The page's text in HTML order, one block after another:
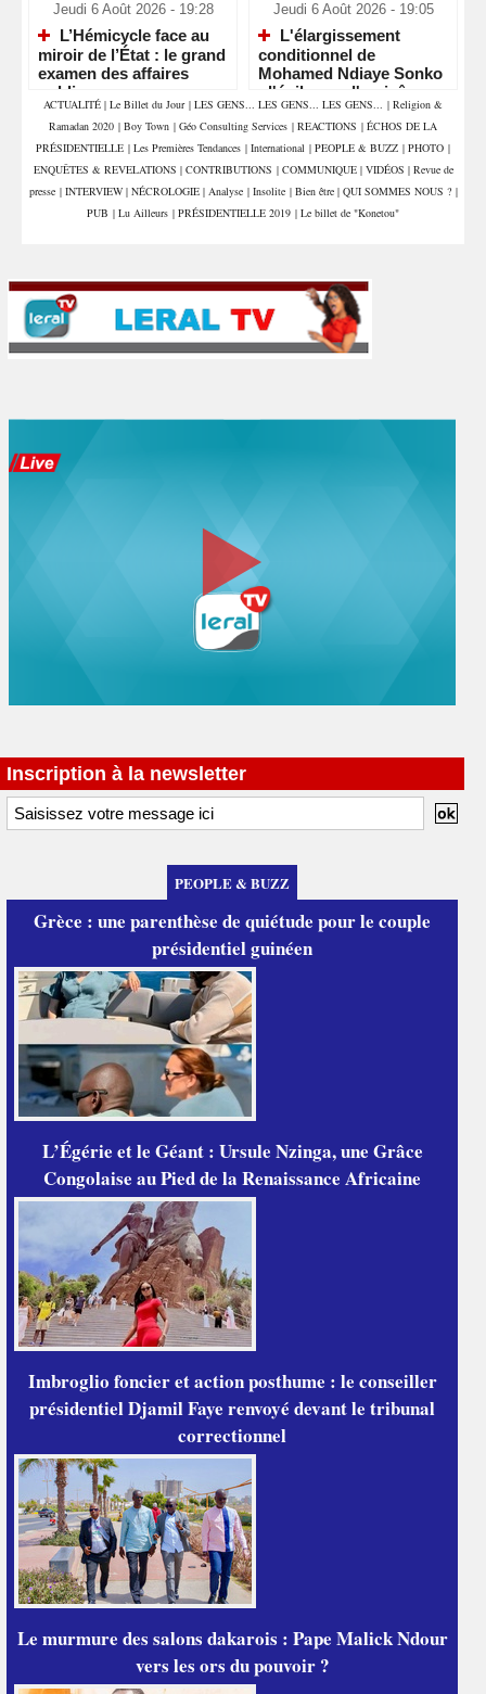
Jeudi 6 Août 2026 - 19:28
L’Hémicycle face au
miroir de l’État : le grand
examen des affaires
publiques
Jeudi 6 Août 2026 - 19:05
L'élargissement
conditionnel de
Mohamed Ndiaye Sonko
: l'épilogue d'un jeûne
contestataire
ACTUALITÉ | Le Billet du Jour | LES GENS... LES GENS... LES GENS... | Religion &
Ramadan 2020 | Boy Town | Géo Consulting Services | REACTIONS | ÉCHOS DE LA
PRÉSIDENTIELLE | Les Premières Tendances | International | PEOPLE & BUZZ | PHOTO |
ENQUÊTES & REVELATIONS | CONTRIBUTIONS | COMMUNIQUE | VIDÉOS | Revue de
presse | INTERVIEW | NÉCROLOGIE | Analyse | Insolite | Bien être | QUI SOMMES NOUS ? |
PUB | Lu Ailleurs | PRÉSIDENTIELLE 2019 | Le billet de "Konetou"
Inscription à la newsletter
PEOPLE & BUZZ
Grèce : une parenthèse de quiétude pour le couple
présidentiel guinéen
L’Égérie et le Géant : Ursule Nzinga, une Grâce
Congolaise au Pied de la Renaissance Africaine
Imbroglio foncier et action posthume : le conseiller
présidentiel Djamil Faye renvoyé devant le tribunal
correctionnel
Le murmure des salons dakarois : Pape Malick Ndour
vers les ors du pouvoir ?